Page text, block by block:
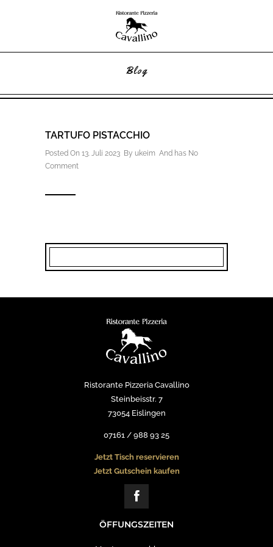
Blog
TARTUFO PISTACCHIO
Posted On 13. Juli 2023 By ukeim And has No
Comment
Ristorante Pizzeria Cavallino
Steinbeisstr. 7
73054 Eislingen
07161 / 988 93 25
Jetzt Tisch reservieren
Jetzt Gutschein kaufen
ÖFFUNGSZEITEN